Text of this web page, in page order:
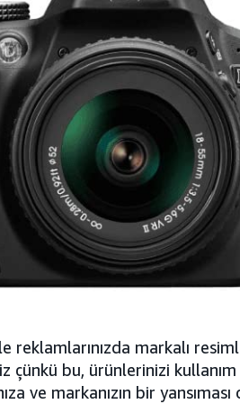
reklamlarınızda markalı
çünkü bu, ürünlerinizi kullanım
ve markanızın bir yansıması